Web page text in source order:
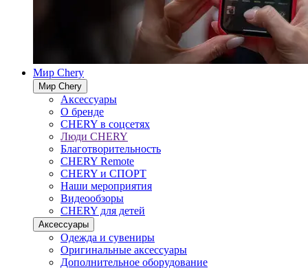
Мир Chery
Мир Chery
Аксессуары
О бренде
CHERY в соцсетях
Люди CHERY
Благотворительность
CHERY Remote
CHERY и СПОРТ
Наши мероприятия
Видеообзоры
CHERY для детей
Аксессуары
Одежда и сувениры
Оригинальные аксессуары
Дополнительное оборудование